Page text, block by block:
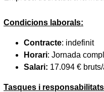
Condicions laborals:
Contracte: indefinit
Horari: Jornada
Salari: 17.094 €
Tasques i